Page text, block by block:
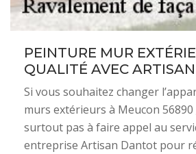
PEINTURE MUR
QUALITÉ AVEC
Si vous souhaitez changer
murs extérieurs à Meucon 56890
surtout pas à faire appel au
entreprise Artisan Dantot pour